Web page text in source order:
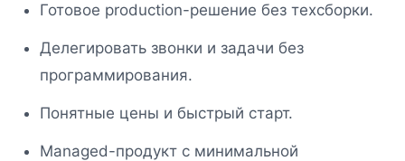
Готовое production-решение без техсборки.
Делегировать звонки и задачи без
программирования.
Понятные цены и быстрый старт.
Managed-продукт с минимальной